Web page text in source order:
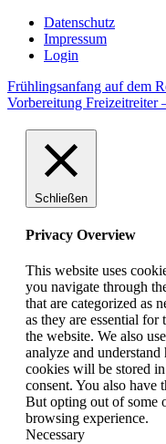
Datenschutz
Impressum
Login
Frühlingsanfang auf dem
Vorbereitung Freizeitreiter
Schließen
Privacy Overview
This website uses
you navigate through
that are categorized as
as they are essential
the website. We also
analyze and
cookies will be stored
consent. You also have
But opting out of some
browsing experience.
Necessary